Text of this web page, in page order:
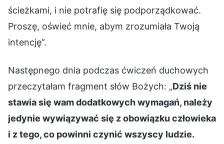
ścieżkami, i nie potrafię się podporządkować.
Proszę, oświeć mnie, abym zrozumiała Twoją
intencję”.
Następnego dnia podczas ćwiczeń duchowych
przeczytałam fragment słów Bożych: „Dziś nie
stawia się wam dodatkowych wymagań, należy
jedynie wywiązywać się z obowiązku człowieka
i z tego, co powinni czynić wszyscy ludzie.